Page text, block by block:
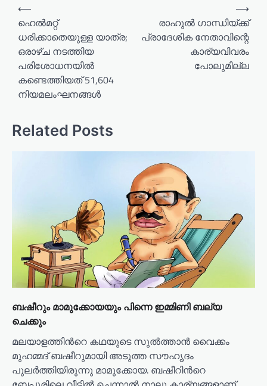
i
o
n
⟵
ഹെൽമറ്റ്
ധരിക്കാതെയുള്ള യാത്ര;
ഒരാഴ്ച നടത്തിയ
പരിശോധനയിൽ
കണ്ടെത്തിയത് 51,604
നിയമലംഘനങ്ങൾ
രാഹുൽ ​ഗാന്ധിയ്ക്ക്
പ്രാദേശിക നേതാവിന്റെ
കാര്യവിവരം
പോലുമില്ല
⟶
Related Posts
ബഷീറും മാമുക്കോയയും പിന്നെ ഇമ്മിണി ബല്യ
ചെക്കും
മലയാളത്തിന്‍റെ ക‍ഥയുടെ സുൽത്താൻ വൈക്കം
മുഹമ്മദ് ബഷീറുമായി അ​ടു​ത്ത സൗ​ഹൃ​ദം
പുലർത്തിയിരുന്നു മാമുക്കോയ. ബ​ഷീ​റി​ന്‍റെ